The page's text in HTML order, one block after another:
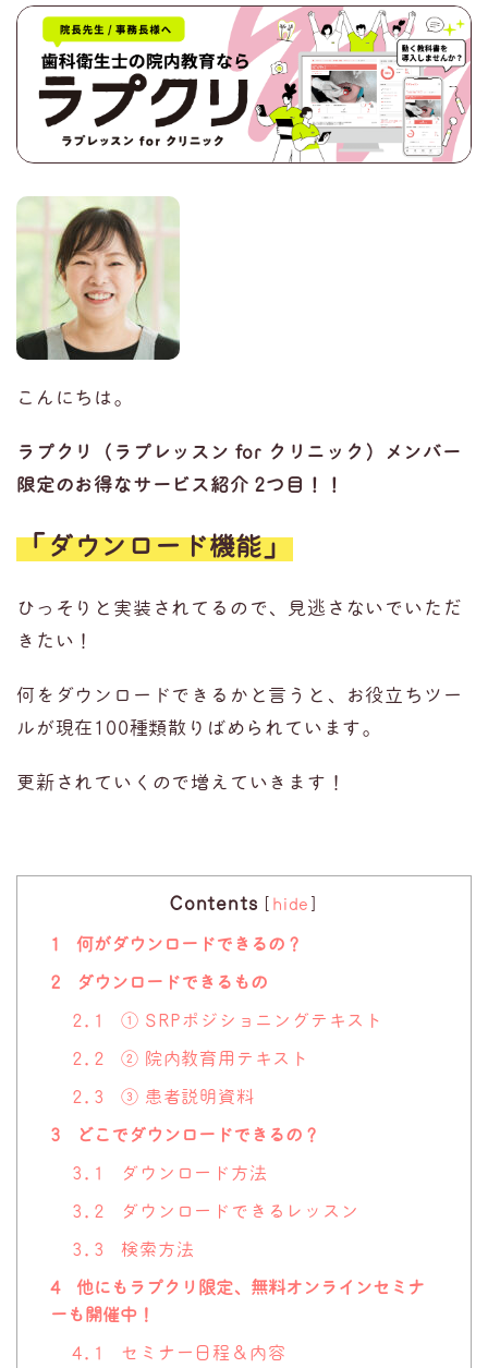
こんにちは。
ラプクリ（ラプレッスン for クリニック）メンバー
限定のお得なサービス紹介 2つ目！！
「ダウンロード機能」
ひっそりと実装されてるので、見逃さないでいただ
きたい！
何をダウンロードできるかと言うと、お役立ちツー
ルが現在100種類散りばめられています。
更新されていくので増えていきます！
Contents [ hide ]
1
何がダウンロードできるの？
2
ダウンロードできるもの
2.1
① SRPポジショニングテキスト
2.2
② 院内教育用テキスト
2.3
③ 患者説明資料
3
どこでダウンロードできるの？
3.1
ダウンロード方法
3.2
ダウンロードできるレッスン
3.3
検索方法
4
他にもラプクリ限定、無料オンラインセミナ
ーも開催中！
4.1
セミナー日程＆内容